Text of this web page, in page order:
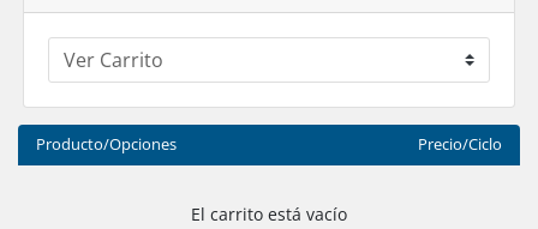
Producto/Opciones Precio/Ciclo
El carrito está vacío